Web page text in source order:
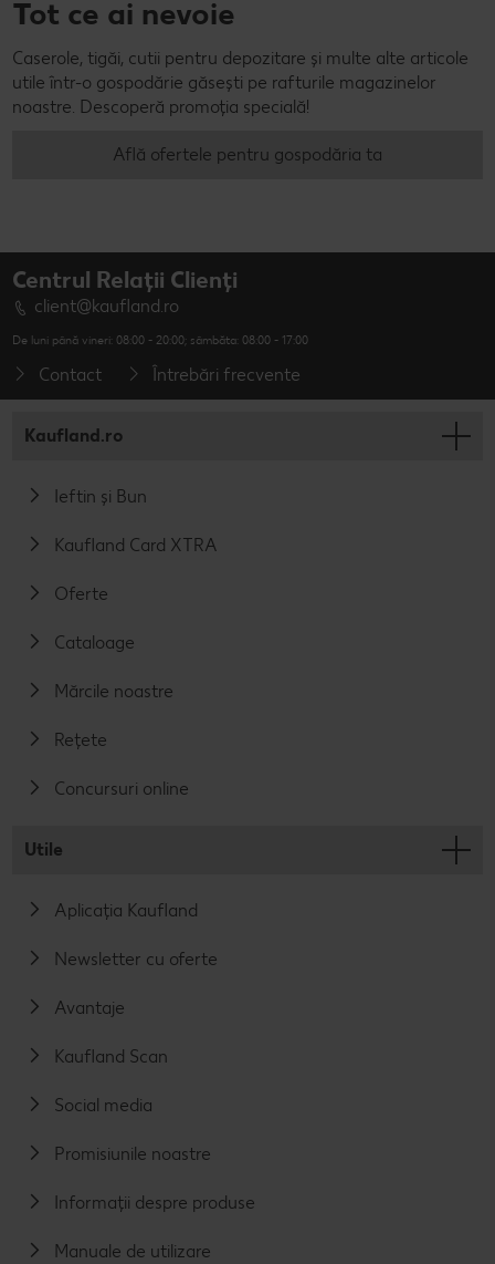
Tot ce ai nevoie
Caserole, tigăi, cutii pentru depozitare și multe alte articole
utile într-o gospodărie găsești pe rafturile magazinelor
noastre. Descoperă promoția specială!
Află ofertele pentru gospodăria ta
Centrul Relații Clienți
client@kaufland.ro
De luni până vineri: 08:00 - 20:00; sâmbăta: 08:00 - 17:00
Contact Întrebări frecvente
Kaufland.ro
Ieftin și Bun
Kaufland Card XTRA
Oferte
Cataloage
Mărcile noastre
Rețete
Concursuri online
Utile
Aplicația Kaufland
Newsletter cu oferte
Avantaje
Kaufland Scan
Social media
Promisiunile noastre
Informații despre produse
Manuale de utilizare